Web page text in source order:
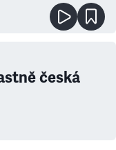
česká